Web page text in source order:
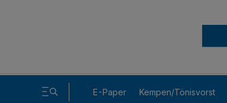
E-Paper Kempen/Tönisvorst